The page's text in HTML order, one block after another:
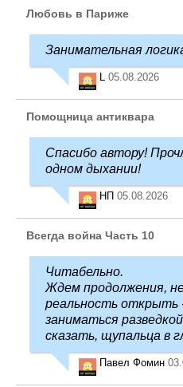
Любовь в Париже
Занимательная
L 05.08.2026
Помощница антиквара
Спасибо автору!
одном дыхании!
НП 05.08.2026
Всегда война Часть 10
Читабельно.
Ждем продолжения,
реальность открыть
заниматься
сказать, щупальца в
Павел Фомин